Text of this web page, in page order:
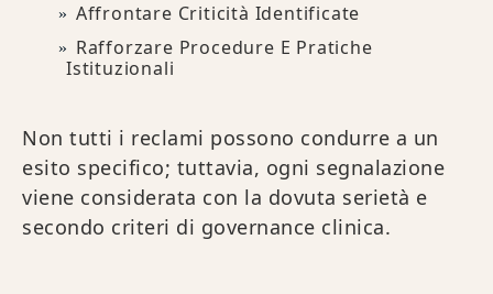
Affrontare Criticità Identificate
Rafforzare Procedure E Pratiche
Istituzionali
Non tutti i reclami possono condurre a un
esito specifico; tuttavia, ogni segnalazione
viene considerata con la dovuta serietà e
secondo criteri di governance clinica.